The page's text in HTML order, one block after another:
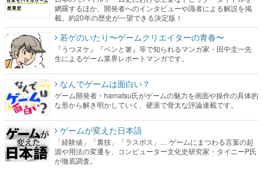
網羅するほか、開発者へのインタビューや識者による解説を掲
載。約20年の歴史が一望できる決定版！
若ゲのいたり〜ゲームクリエイターの青春〜
『うつヌケ』『ペンと箸』等で知られるマンガ家・田中圭一先
生によるゲーム業界レポートマンガです。
なんでゲームは面白い？
ゲーム開発者・hamatsu氏がゲームの魅力を画面や操作の具体的
な形から解き明かしていく、硬派で骨太な評論連載です。
ゲームが変えた日本語
「経験値」「裏技」「ラスボス」… ゲームにまつわる言葉の起
源や用法の変遷を、コンピューター文化史研究家・タイニーP氏
が徹底調査。